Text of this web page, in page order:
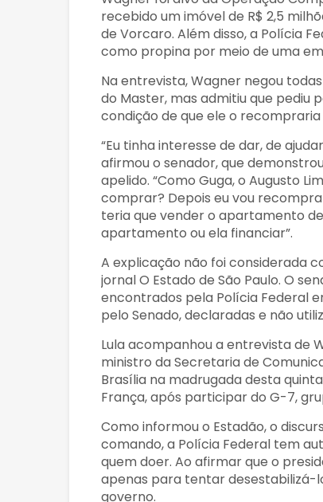
recebido um imóvel de R$ 2,5
de Vorcaro. Além disso, a Polícia
como propina por meio de uma
Na entrevista, Wagner negou
do Master, mas admitiu que pediu
condição de que ele o
“Eu tinha interesse de dar, de
afirmou o senador, que
apelido. “Como Guga, o Augusto
comprar? Depois eu vou
teria que vender o apartamento
apartamento ou ela financiar”.
A explicação não foi considerada
jornal O Estado de São Paulo. O
encontrados pela Polícia Federal
pelo Senado, declaradas e não
Lula acompanhou a entrevista de
ministro da Secretaria de
Brasília na madrugada desta
França, após participar do G-7,
Como informou o Estadão, o
comando, a Polícia Federal tem
quem doer. Ao afirmar que o
apenas para tentar desestabilizá-
governo.